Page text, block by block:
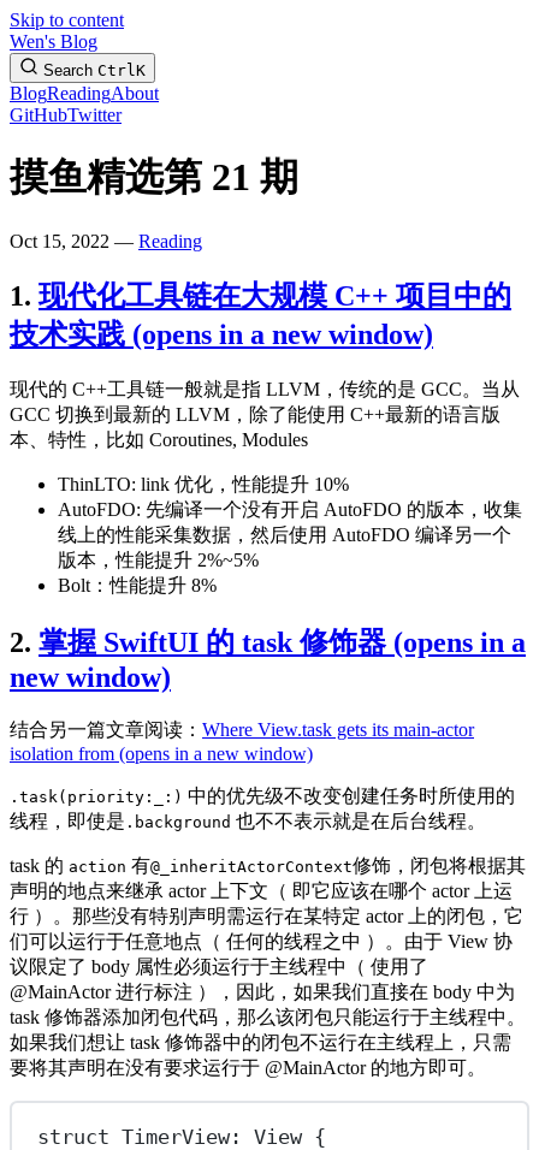
Skip to content
Wen's Blog
Search CtrlK
BlogReadingAbout
GitHubTwitter
摸鱼精选第 21 期
Oct 15, 2022 — Reading
1.现代化工具链在大规模 C++ 项目中的
技术实践 (opens in a new window)
现代的 C++工具链一般就是指 LLVM，传统的是 GCC。当从
GCC 切换到最新的 LLVM，除了能使用 C++最新的语言版
本、特性，比如 Coroutines, Modules
ThinLTO: link 优化，性能提升 10%
AutoFDO: 先编译一个没有开启 AutoFDO 的版本，收集
线上的性能采集数据，然后使用 AutoFDO 编译另一个
版本，性能提升 2%~5%
Bolt：性能提升 8%
2. 掌握 SwiftUI 的 task 修饰器(opens in a
new window)
结合另一篇文章阅读： Where View.task gets its main-actor
isolation from (opens in a new window)
.task(priority:_:) 中的优先级不改变创建任务时所使用的
线程，即使是 .background 也不不表示就是在后台线程。
task 的 action 有@_inheritActorContext修饰，闭包将根据其
声明的地点来继承 actor 上下文（ 即它应该在哪个 actor 上运
行 ）。那些没有特别声明需运行在某特定 actor 上的闭包，它
们可以运行于任意地点（ 任何的线程之中 ）。由于 View 协
议限定了 body 属性必须运行于主线程中（ 使用了
@MainActor 进行标注 ），因此，如果我们直接在 body 中为
task 修饰器添加闭包代码，那么该闭包只能运行于主线程中。
如果我们想让 task 修饰器中的闭包不运行在主线程上，只需
要将其声明在没有要求运行于 @MainActor 的地方即可。
struct TimerView: View {